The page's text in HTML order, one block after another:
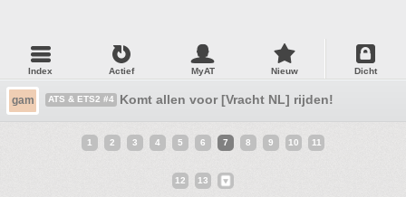
Index Actief MyAT Nieuw Dicht
gam ATS & ETS2 #4 Komt allen voor [Vracht NL] rijden!
1 2 3 4 5 6 7 8 9 10 11
12 13